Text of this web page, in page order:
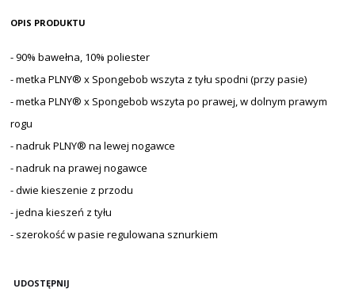
OPIS PRODUKTU
- 90% bawełna, 10% poliester
- metka PLNY® x Spongebob wszyta z tyłu spodni (przy pasie)
- metka PLNY® x Spongebob wszyta po prawej, w dolnym prawym
rogu
- nadruk PLNY® na lewej nogawce
- nadruk na prawej nogawce
- dwie kieszenie z przodu
- jedna kieszeń z tyłu
- szerokość w pasie regulowana sznurkiem
UDOSTĘPNIJ